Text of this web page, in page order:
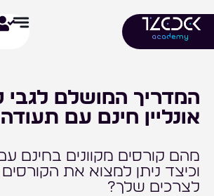
דילוג
לתוכן
המדריך המושלם לגבי
אונליין חינם עם תעודה
מהם קורסים מקוונים בחינם
וכיצד ניתן למצוא את
לצרכים שלך?